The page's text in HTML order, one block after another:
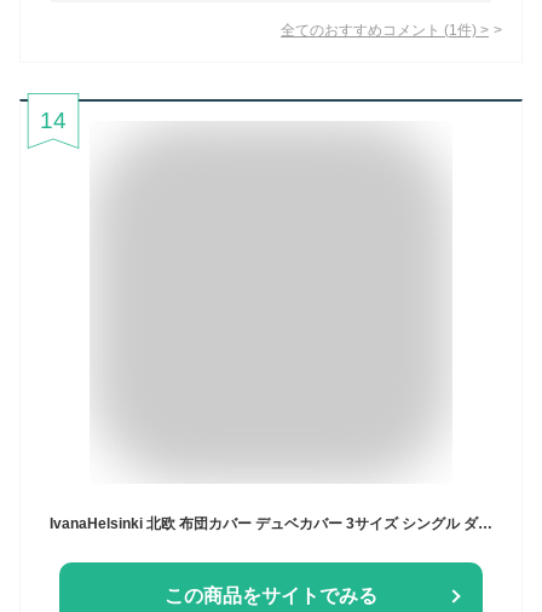
全てのおすすめコメント (1 件) >
14
IvanaHelsinki 北欧 布団カバー デュベカバー 3サイズ シングル ダブル クイーン イヴァナヘルシンキ ダイヤモンド ブルー グレー フィンランド コットン100％ 綿100％ おしゃれ ギフト プレゼント スナップボタン
この商品をサイトでみる